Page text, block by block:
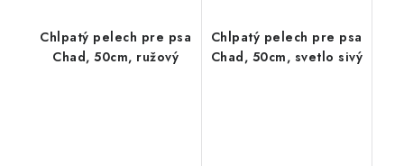
Chlpatý pelech pre psa
Chad, 50cm, ružový
Chlpatý pelech pre psa
Chad, 50cm, svetlo sivý